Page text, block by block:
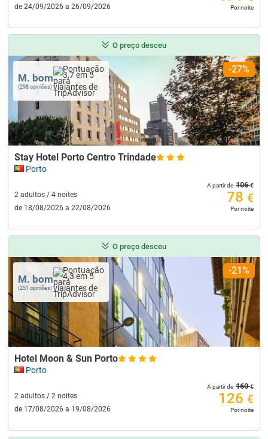
de 24/09/2026 a 26/09/2026 Por noite
O preço desceu
M. bom
(298 opiniões)
Stay Hotel Porto Centro Trindade
Porto
2 adultos / 4 noites
de 18/08/2026 a 22/08/2026
-27%
A partir de 106€
78 €
Por noite
O preço desceu
M. bom
(251 opiniões)
Hotel Moon & Sun Porto
Porto
2 adultos / 2 noites
de 17/08/2026 a 19/08/2026
-21%
A partir de 160€
126 €
Por noite